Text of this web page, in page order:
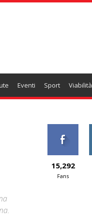
Eventi Sport Viabilità
15,292
Fans